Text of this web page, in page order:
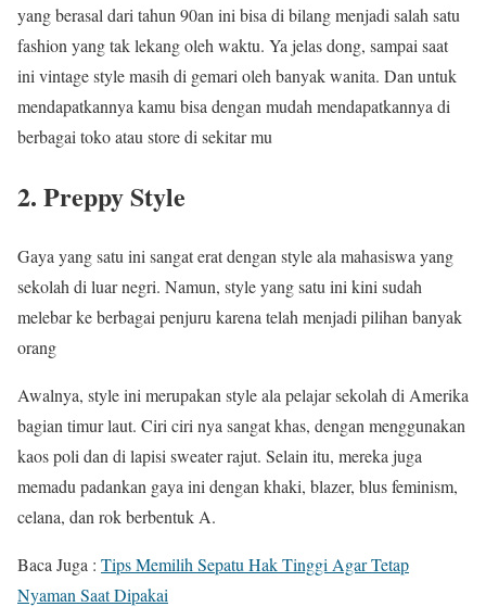
yang berasal dari tahun 90an ini bisa di bilang menjadi salah satu
fashion yang tak lekang oleh waktu. Ya jelas dong, sampai saat
ini vintage style masih di gemari oleh banyak wanita. Dan untuk
mendapatkannya kamu bisa dengan mudah mendapatkannya di
berbagai toko atau store di sekitar mu
2. Preppy Style
Gaya yang satu ini sangat erat dengan style ala mahasiswa yang
sekolah di luar negri. Namun, style yang satu ini kini sudah
melebar ke berbagai penjuru karena telah menjadi pilihan banyak
orang
Awalnya, style ini merupakan style ala pelajar sekolah di Amerika
bagian timur laut. Ciri ciri nya sangat khas, dengan menggunakan
kaos poli dan di lapisi sweater rajut. Selain itu, mereka juga
memadu padankan gaya ini dengan khaki, blazer, blus feminism,
celana, dan rok berbentuk A.
Baca Juga : Tips Memilih Sepatu Hak Tinggi Agar Tetap
Nyaman Saat Dipakai